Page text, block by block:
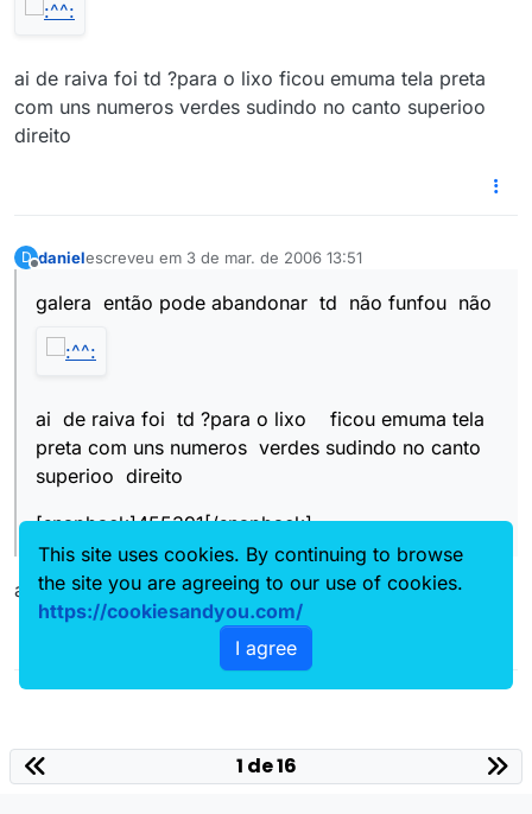
ai de raiva foi td ?para o lixo ficou emuma tela preta
com uns numeros verdes sudindo no canto superioo
direito
D danielescreveu em 3 de mar. de 2006 13:51
última edição por
galera então pode abandonar td não funfou não
ai de raiva foi td ?para o lixo ficou emuma tela
preta com uns numeros verdes sudindo no canto
superioo direito
[snapback]455391[/snapback]
ah o treco é um tal de frameskip
1 de 16
This site uses cookies. By continuing to browse
the site you are agreeing to our use of cookies.
https://cookiesandyou.com/
I agree